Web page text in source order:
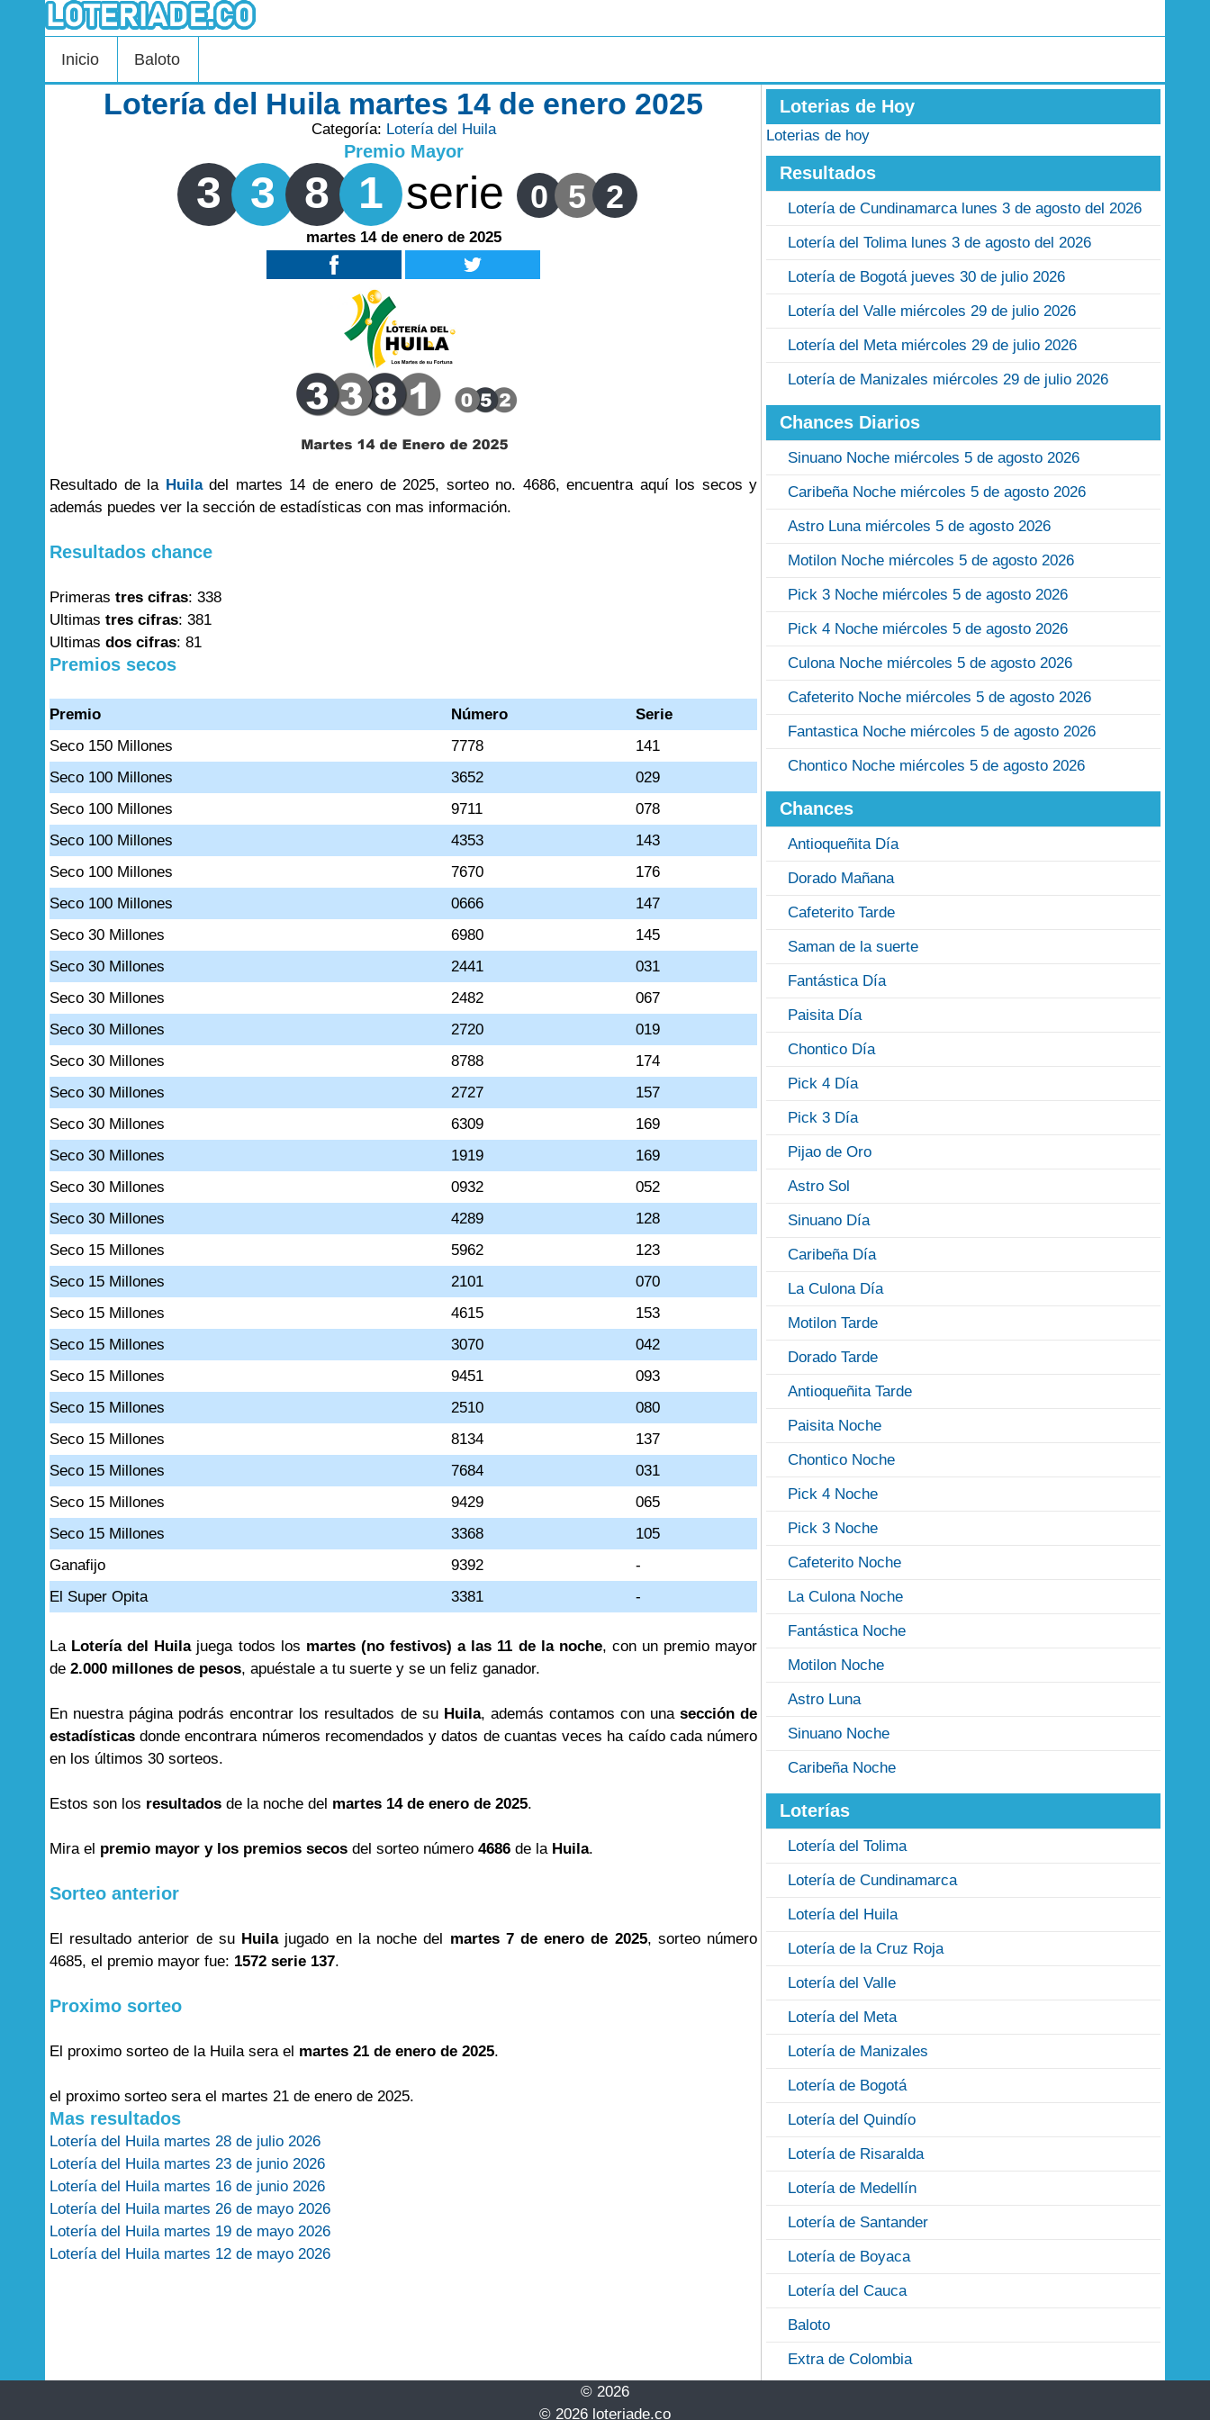
Inicio Baloto
Lotería del Huila martes 14 de enero 2025
Categoría: Lotería del Huila
Premio Mayor
3 3 8 1 serie 0 5 2
martes 14 de enero de 2025
Resultado de la Huiladel martes 14 de enero de 2025, sorteo no. 4686, encuentra aquí los secos y
además puedes ver la sección de estadísticas con mas información.
Resultados chance
Primeras tres cifras: 338
Ultimas tres cifras: 381
Ultimas dos cifras: 81
Premios secos
Premio Número
Serie
Seco 150 Millones
7778
141
Seco 100 Millones
3652
029
Seco 100 Millones
9711
078
Seco 100 Millones
4353
143
Seco 100 Millones
7670
176
Seco 100 Millones
0666
147
Seco 30 Millones
6980
145
Seco 30 Millones
2441
031
Seco 30 Millones
2482
067
Seco 30 Millones
2720
019
Seco 30 Millones
8788
174
Seco 30 Millones
2727
157
Seco 30 Millones
6309
169
Seco 30 Millones
1919
169
Seco 30 Millones
0932
052
Seco 30 Millones
4289
128
Seco 15 Millones
5962
123
Seco 15 Millones
2101
070
Seco 15 Millones
4615
153
Seco 15 Millones
3070
042
Seco 15 Millones
9451
093
Seco 15 Millones
2510
080
Seco 15 Millones
8134
137
Seco 15 Millones
7684
031
Seco 15 Millones
9429
065
Seco 15 Millones
3368
105
Ganafijo
9392
-
El Super Opita
3381 -
La Lotería del Huilajuega todos los martes (no festivos) a las 11 de la noche, con un premio mayor
de 2.000 millones de pesos, apuéstale a tu suerte y se un feliz ganador.
En nuestra página podrás encontrar los resultados de su Huila, además contamos con unasección de
estadísticas donde encontrara números recomendados y datos de cuantas veces ha caído cada número
en los últimos 30 sorteos.
Estos son los resultados de la noche del martes 14 de enero de 2025.
Mira el premio mayor y los premios secos del sorteo número 4686 de la Huila.
Sorteo anterior
El resultado anterior de su Huilajugado en la noche del martes 7 de enero de 2025, sorteo número
4685, el premio mayor fue: 1572 serie 137.
Proximo sorteo
El proximo sorteo de la Huila sera el martes 21 de enero de 2025.
el proximo sorteo sera el martes 21 de enero de 2025.
Mas resultados
Lotería del Huila martes 28 de julio 2026
Lotería del Huila martes 23 de junio 2026
Lotería del Huila martes 16 de junio 2026
Lotería del Huila martes 26 de mayo 2026
Lotería del Huila martes 19 de mayo 2026
Lotería del Huila martes 12 de mayo 2026
Loterias de Hoy
Loterias de hoy
Resultados
Lotería de Cundinamarca lunes 3 de agosto del 2026
Lotería del Tolima lunes 3 de agosto del 2026
Lotería de Bogotá jueves 30 de julio 2026
Lotería del Valle miércoles 29 de julio 2026
Lotería del Meta miércoles 29 de julio 2026
Lotería de Manizales miércoles 29 de julio 2026
Chances Diarios
Sinuano Noche miércoles 5 de agosto 2026
Caribeña Noche miércoles 5 de agosto 2026
Astro Luna miércoles 5 de agosto 2026
Motilon Noche miércoles 5 de agosto 2026
Pick 3 Noche miércoles 5 de agosto 2026
Pick 4 Noche miércoles 5 de agosto 2026
Culona Noche miércoles 5 de agosto 2026
Cafeterito Noche miércoles 5 de agosto 2026
Fantastica Noche miércoles 5 de agosto 2026
Chontico Noche miércoles 5 de agosto 2026
Chances
Antioqueñita Día
Dorado Mañana
Cafeterito Tarde
Saman de la suerte
Fantástica Día
Paisita Día
Chontico Día
Pick 4 Día
Pick 3 Día
Pijao de Oro
Astro Sol
Sinuano Día
Caribeña Día
La Culona Día
Motilon Tarde
Dorado Tarde
Antioqueñita Tarde
Paisita Noche
Chontico Noche
Pick 4 Noche
Pick 3 Noche
Cafeterito Noche
La Culona Noche
Fantástica Noche
Motilon Noche
Astro Luna
Sinuano Noche
Caribeña Noche
Loterías
Lotería del Tolima
Lotería de Cundinamarca
Lotería del Huila
Lotería de la Cruz Roja
Lotería del Valle
Lotería del Meta
Lotería de Manizales
Lotería de Bogotá
Lotería del Quindío
Lotería de Risaralda
Lotería de Medellín
Lotería de Santander
Lotería de Boyaca
Lotería del Cauca
Baloto
Extra de Colombia
© 2026
© 2026 loteriade.co